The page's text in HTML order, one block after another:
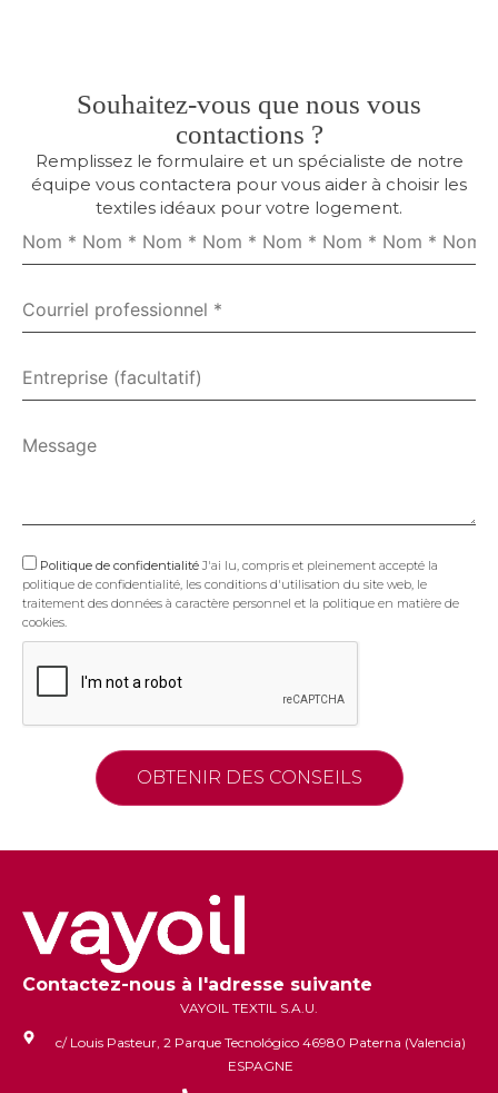
Souhaitez-vous que nous vous
contactions ?
Remplissez le formulaire et un spécialiste de notre
équipe vous contactera pour vous aider à choisir les
textiles idéaux pour votre logement.
Politique de confidentialitéJ'ai lu, compris et pleinement accepté la
politique de confidentialité, les conditions d'utilisation du site web, le
traitement des données à caractère personnel et la politique en matière de
cookies.
Contactez-nous à l'adresse suivante
VAYOIL TEXTIL S.A.U.
c/ Louis Pasteur, 2 Parque Tecnológico 46980 Paterna (Valencia)
ESPAGNE